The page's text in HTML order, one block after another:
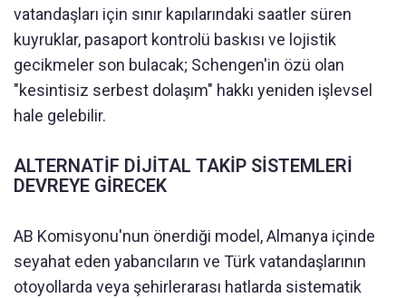
vatandaşları için sınır kapılarındaki saatler süren
kuyruklar, pasaport kontrolü baskısı ve lojistik
gecikmeler son bulacak; Schengen'in özü olan
"kesintisiz serbest dolaşım" hakkı yeniden işlevsel
hale gelebilir.
ALTERNATİF DİJİTAL TAKİP SİSTEMLERİ
DEVREYE GİRECEK
AB Komisyonu'nun önerdiği model, Almanya içinde
seyahat eden yabancıların ve Türk vatandaşlarının
otoyollarda veya şehirlerarası hatlarda sistematik